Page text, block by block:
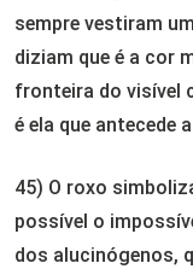
sempre vestiram
diziam que é a cor
fronteira do visível
é ela que antecede
45) O roxo
possível o
dos alucinógenos,